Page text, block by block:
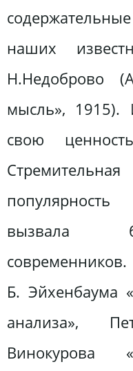
наших
Н.Недоброво
мысль», 1915).
свою
вызвала
Б. Эйхенбаума
анализа»,